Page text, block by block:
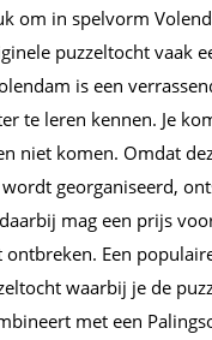
om in spelvorm
puzzeltocht vaak
is een
te leren kennen. Je
niet komen. Omdat
georganiseerd,
mag een prijs
Een
waarbij je de
met een